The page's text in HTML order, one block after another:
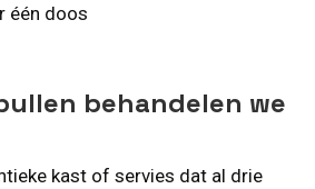
één doos
behandelen we
kast of servies dat al drie